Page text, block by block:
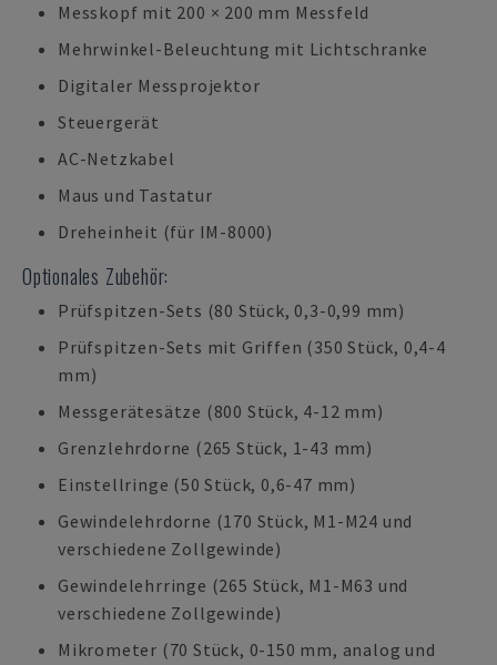
Messkopf mit 200 × 200 mm Messfeld
Mehrwinkel-Beleuchtung mit Lichtschranke
Digitaler Messprojektor
Steuergerät
AC-Netzkabel
Maus und Tastatur
Dreheinheit (für IM-8000)
Optionales Zubehör:
Prüfspitzen-Sets (80 Stück, 0,3-0,99 mm)
Prüfspitzen-Sets mit Griffen (350 Stück, 0,4-4
mm)
Messgerätesätze (800 Stück, 4-12 mm)
Grenzlehrdorne (265 Stück, 1-43 mm)
Einstellringe (50 Stück, 0,6-47 mm)
Gewindelehrdorne (170 Stück, M1-M24 und
verschiedene Zollgewinde)
Gewindelehrringe (265 Stück, M1-M63 und
verschiedene Zollgewinde)
Mikrometer (70 Stück, 0-150 mm, analog und